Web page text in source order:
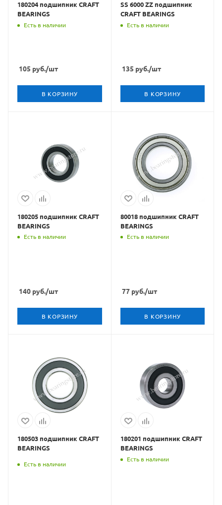
180204 подшипник CRAFT
BEARINGS
Есть в наличии
105 руб./шт
В КОРЗИНУ
SS 6000 ZZ подшипник
CRAFT BEARINGS
Есть в наличии
135 руб./шт
В КОРЗИНУ
180205 подшипник CRAFT
BEARINGS
Есть в наличии
140 руб./шт
В КОРЗИНУ
80018 подшипник CRAFT
BEARINGS
Есть в наличии
77руб./шт
В КОРЗИНУ
180503 подшипник CRAFT
BEARINGS
Есть в наличии
180201 подшипник CRAFT
BEARINGS
Есть в наличии